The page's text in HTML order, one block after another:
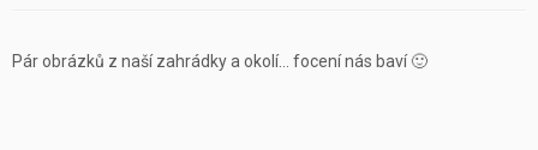
Pár obrázků z naší zahrádky a okolí… focení nás baví 🙂